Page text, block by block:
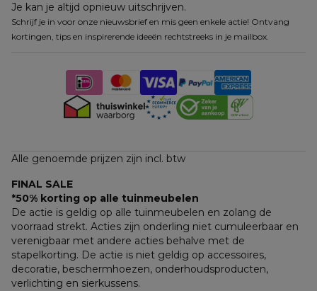
Je kan je altijd opnieuw uitschrijven.
Schrijf je in voor onze nieuwsbrief en mis geen enkele actie! Ontvang
kortingen, tips en inspirerende ideeën rechtstreeks in je mailbox.
Alle genoemde prijzen zijn incl. btw
FINAL SALE
*50% korting op alle tuinmeubelen
De actie is geldig op alle tuinmeubelen en zolang de
voorraad strekt. Acties zijn onderling niet cumuleerbaar en
verenigbaar met andere acties behalve met de
stapelkorting. De actie is niet geldig op accessoires,
decoratie, beschermhoezen, onderhoudsproducten,
verlichting en sierkussens.